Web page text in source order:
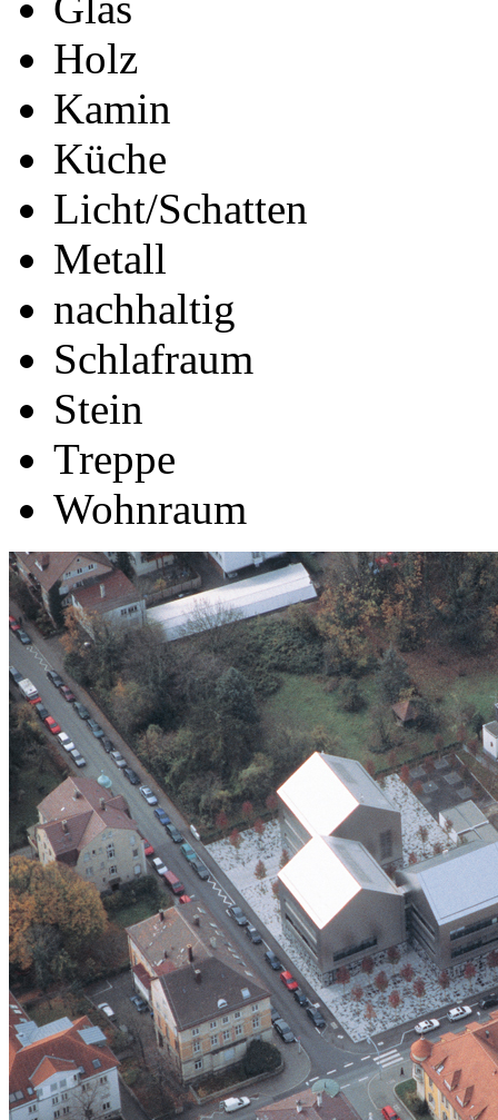
Holz
Kamin
Küche
Licht/Schatten
Metall
nachhaltig
Schlafraum
Stein
Treppe
Wohnraum